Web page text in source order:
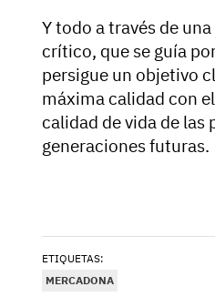
Y todo a través de
crítico, que se guía
persigue un objetivo
máxima calidad con
calidad de vida de las
generaciones futuras.
ETIQUETAS:
MERCADONA